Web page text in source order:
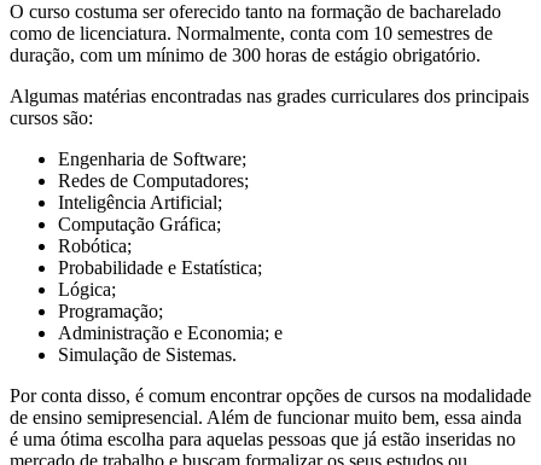
O curso costuma ser oferecido tanto na formação de bacharelado
como de licenciatura. Normalmente, conta com 10 semestres de
duração, com um mínimo de 300 horas de estágio obrigatório.
Algumas matérias encontradas nas grades curriculares dos principais
cursos são:
Engenharia de Software;
Redes de Computadores;
Inteligência Artificial;
Computação Gráfica;
Robótica;
Probabilidade e Estatística;
Lógica;
Programação;
Administração e Economia; e
Simulação de Sistemas.
Por conta disso, é comum encontrar opções de cursos na modalidade
de ensino semipresencial. Além de funcionar muito bem, essa ainda
é uma ótima escolha para aquelas pessoas que já estão inseridas no